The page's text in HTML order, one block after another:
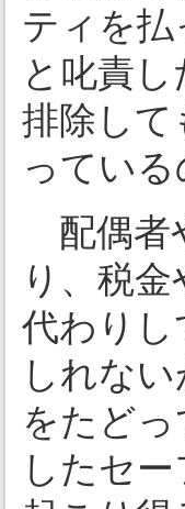
ティを
と叱責
排除して
っている
配偶者
り、税
代わり
しれな
をたど
したセ